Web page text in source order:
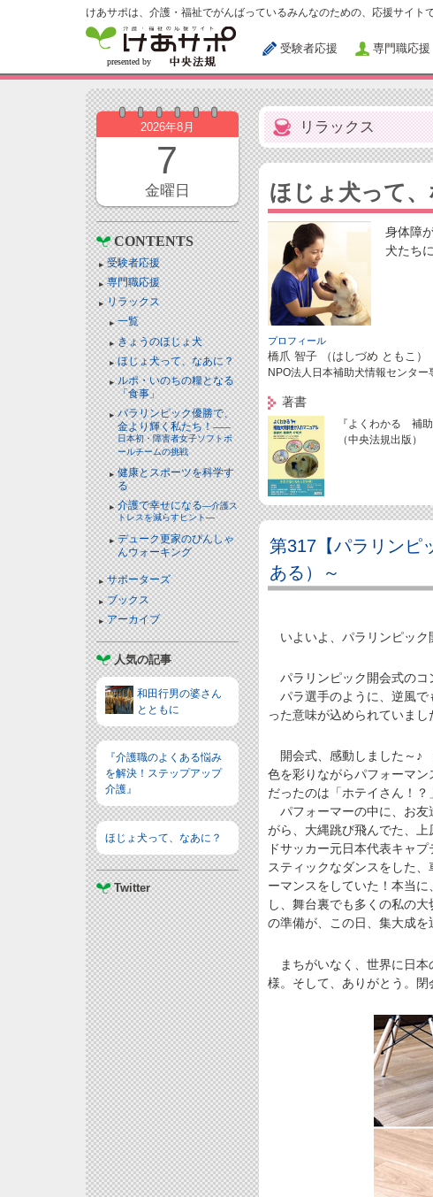
けあサポは、介護・福祉でがんばっているみんなのための、応援サイトで
受験者応援 専門職応援
2026年8月
7
金曜日
CONTENTS
受験者応援
専門職応援
リラックス
一覧
きょうのほじょ犬
ほじょ犬って、なあに？
ルポ・いのちの糧となる
「食事」
パラリンピック優勝で、
金より輝く私たち！――
日本初・障害者女子ソフトボ
ールチームの挑戦
健康とスポーツを科学す
る
介護で幸せになる―介護ス
トレスを減らすヒント―
デューク更家のぴんしゃ
んウォーキング
サポーターズ
ブックス
アーカイブ
人気の記事
和田行男の婆さん
とともに
『介護職のよくある悩み
を解決！ステップアップ
介護』
ほじょ犬って、なあに？
Twitter
リラックス
ほじょ犬って、
身体障
犬たち
プロフィール
橋爪 智子 （はしづめ ともこ）
NPO法人日本補助犬情報センター
著書
『よくわかる 補
（中央法規出版）
第317【パラリンピ
ある）～
いよいよ、パラリンピック
パラリンピック開会式のコ
パラ選手のように、逆風で
った意味が込められていま
開会式、感動しました～♪
色を彩りながらパフォーマ
だったのは「ホテイさん！
パフォーマーの中に、お友
がら、大縄跳び飛んでた、
ドサッカー元日本代表キャ
スティックなダンスをした
ーマンスをしていた！本当
し、舞台裏でも多くの私の
の準備が、この日、集大成を
まちがいなく、世界に日本
様。そして、ありがとう。